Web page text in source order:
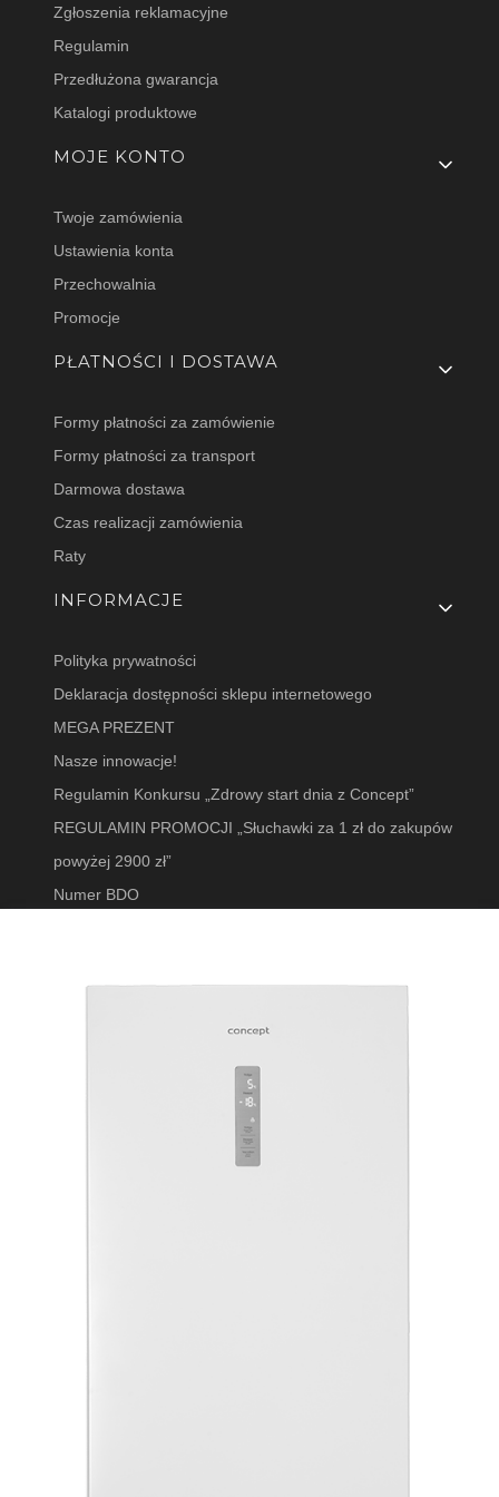
Zgłoszenia reklamacyjne
Regulamin
Przedłużona gwarancja
Katalogi produktowe
MOJE KONTO
Twoje zamówienia
Ustawienia konta
Przechowalnia
Promocje
PŁATNOŚCI I DOSTAWA
Formy płatności za zamówienie
Formy płatności za transport
Darmowa dostawa
Czas realizacji zamówienia
Raty
INFORMACJE
Polityka prywatności
Deklaracja dostępności sklepu internetowego
MEGA PREZENT
Nasze innowacje!
Regulamin Konkursu „Zdrowy start dnia z Concept”
REGULAMIN PROMOCJI „Słuchawki za 1 zł do zakupów
powyżej 2900 zł”
Numer BDO